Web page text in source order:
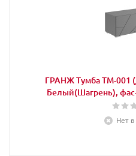
ГРАНЖ Тумба ТМ-001
Белый(Шагрень),
Нет